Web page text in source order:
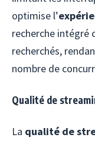
optimise l’
recherche intégré
recherchés,
nombre de
Qualité de
La qualité de